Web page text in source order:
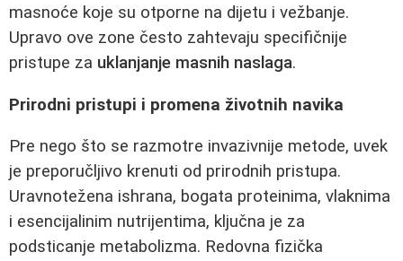
masnoće koje su otporne na dijetu i vežbanje.
Upravo ove zone često zahtevaju specifičnije
pristupe za uklanjanje masnih naslaga.
Prirodni pristupi i promena životnih navika
Pre nego što se razmotre invazivnije metode, uvek
je preporučljivo krenuti od prirodnih pristupa.
Uravnotežena ishrana, bogata proteinima, vlaknima
i esencijalinim nutrijentima, ključna je za
podsticanje metabolizma. Redovna fizička